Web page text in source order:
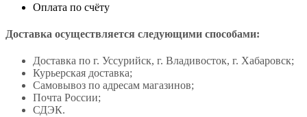
Оплата по счёту
Доставка осуществляется следующими способами:
Доставка по г. Уссурийск, г. Владивосток, г. Хабаровск;
Курьерская доставка;
Самовывоз по адресам магазинов;
Почта России;
СДЭК.